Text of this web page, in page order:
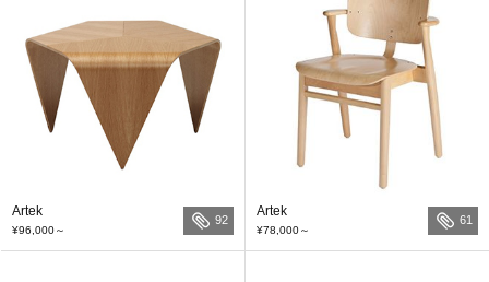
Artek
¥96,000～
92
Artek
¥78,000～
61